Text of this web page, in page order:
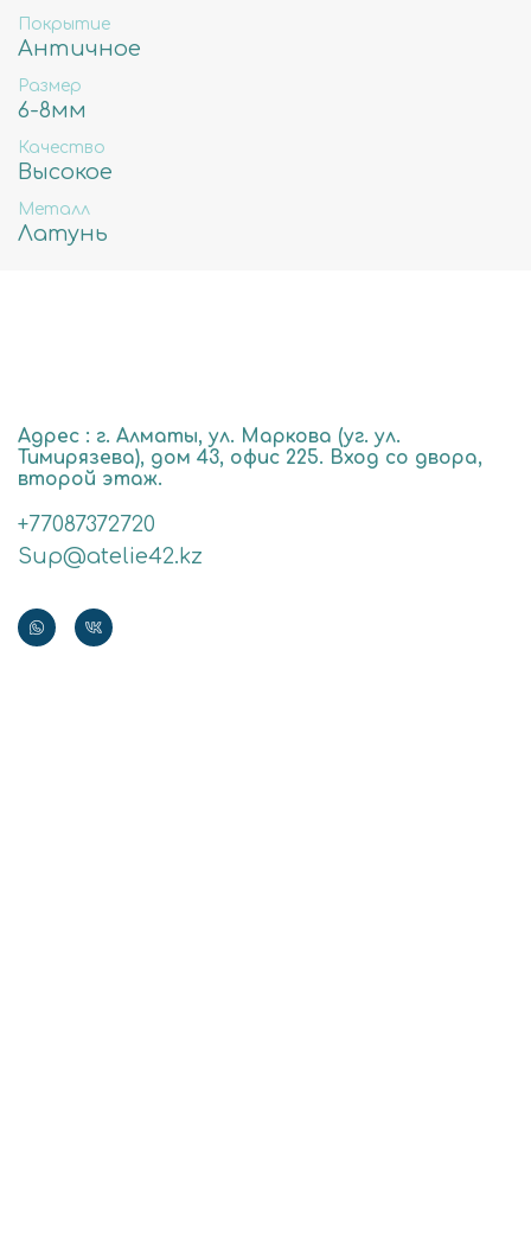
Покрытие
Античное
Размер
6-8мм
Качество
Высокое
Металл
Латунь
Адрес : г. Алматы, ул. Маркова (уг. ул.
Тимирязева), дом 43, офис 225. Вход со двора,
второй этаж.
+77087372720
Sup@atelie42.kz